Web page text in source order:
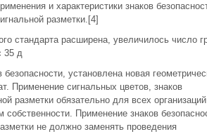
и характеристики знаков
разметки.[4]
стандарта расширена, увеличилось число
35 д
безопасности, установлена новая
Применение сигнальных цветов, знаков
разметки обязательно для всех организаций
Применение знаков
не должно заменять проведения